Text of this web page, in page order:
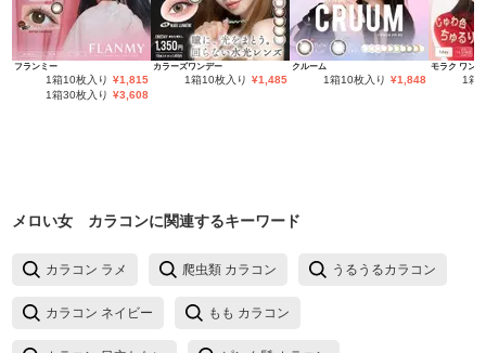
フランミー
1箱10枚入り ¥1,815
1箱30枚入り ¥3,608
カラーズワンデー
1箱10枚入り ¥1,485
クルーム
1箱10枚入り ¥1,848
モラク ワン
1箱
メロい女 カラコンに関連するキーワード
カラコン ラメ 爬虫類 カラコン うるうるカラコン
カラコン ネイビー もも カラコン